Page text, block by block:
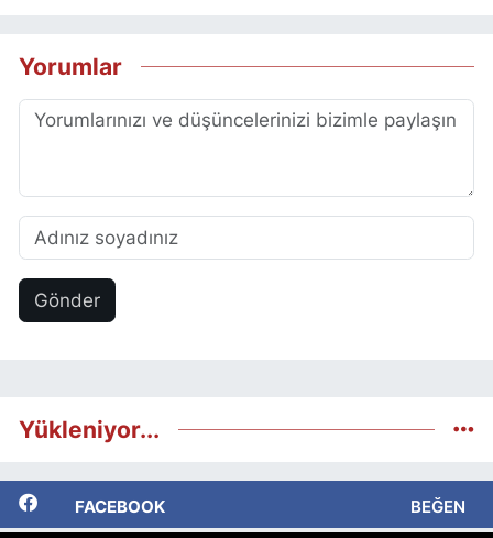
Yorumlar
Gönder
Yükleniyor...
FACEBOOK BEĞEN